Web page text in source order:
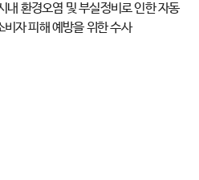
내 환경오염 및 부실정비로 인한 자동
자 피해 예방을 위한 수사